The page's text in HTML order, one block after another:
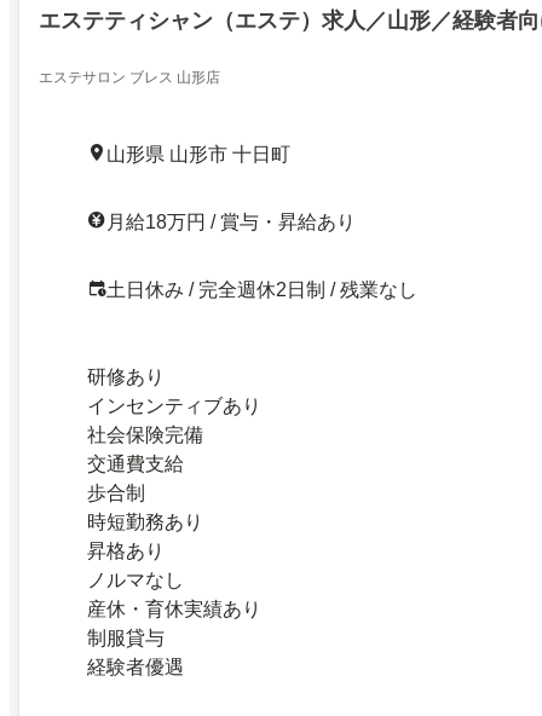
エステティシャン（エステ）求人／山形／経験者
エステサロン ブレス 山形店
山形県 山形市 十日町
月給18万円 / 賞与・昇給あり
土日休み / 完全週休2日制 / 残業なし
研修あり
インセンティブあり
社会保険完備
交通費支給
歩合制
時短勤務あり
昇格あり
ノルマなし
産休・育休実績あり
制服貸与
経験者優遇